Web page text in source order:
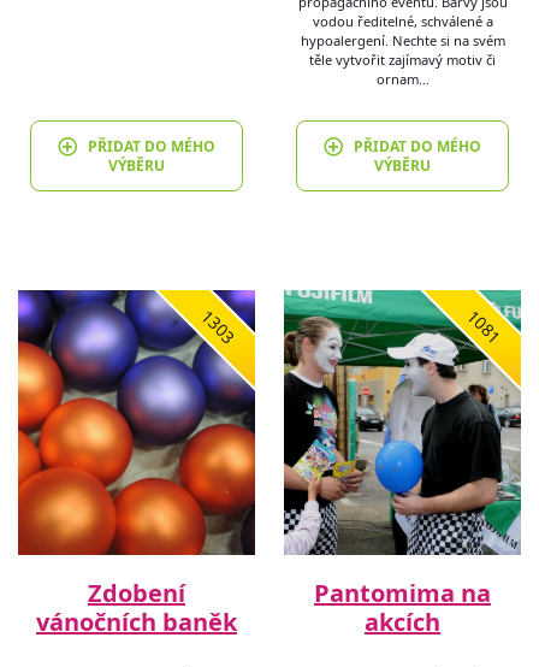
PŘIDAT DO MÉHO
VÝBĚRU
vodou ředitelné, schválené a
hypoalergení. Nechte si na svém
těle vytvořit zajímavý motiv či
ornam…
PŘIDAT DO MÉHO
VÝBĚRU
1303
Zdobení
vánočních baněk
1081
Pantomima na
akcích